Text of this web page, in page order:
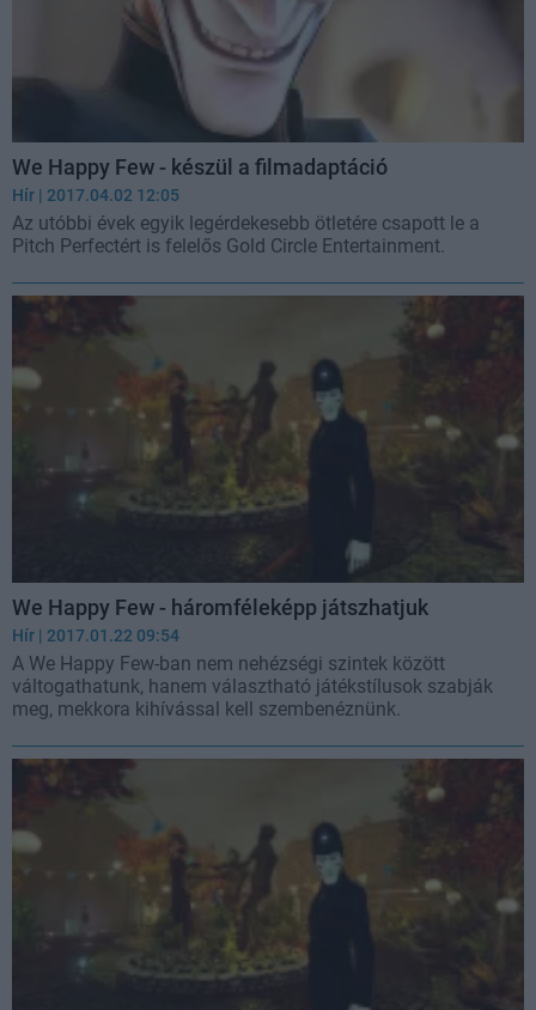
We Happy Few - készül a filmadaptáció
Hír | 2017.04.02 12:05
Az utóbbi évek egyik legérdekesebb ötletére csapott le a
Pitch Perfectért is felelős Gold Circle Entertainment.
We Happy Few - háromféleképp játszhatjuk
Hír | 2017.01.22 09:54
A We Happy Few-ban nem nehézségi szintek között
váltogathatunk, hanem választható játékstílusok szabják
meg, mekkora kihívással kell szembenéznünk.